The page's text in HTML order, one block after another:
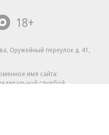
18+
Оружейный переулок д. 41,
имя сайта:
службой